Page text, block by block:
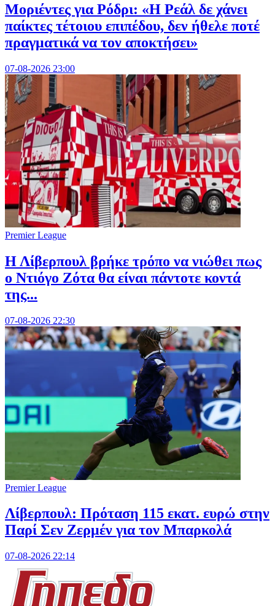
Μοριέντες για Ρόδρι: «Η Ρεάλ δε χάνει
παίκτες τέτοιου επιπέδου, δεν ήθελε ποτέ
πραγματικά να τον αποκτήσει»
07-08-2026 23:00
Premier League
Η Λίβερπουλ βρήκε τρόπο να νιώθει πως
ο Ντιόγο Ζότα θα είναι πάντοτε κοντά
της...
07-08-2026 22:30
Premier League
Λίβερπουλ: Πρόταση 115 εκατ. ευρώ στην
Παρί Σεν Ζερμέν για τον Μπαρκολά
07-08-2026 22:14